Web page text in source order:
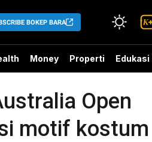
BOKEP BARA
Money Properti Edukasi
Open
motif kostum